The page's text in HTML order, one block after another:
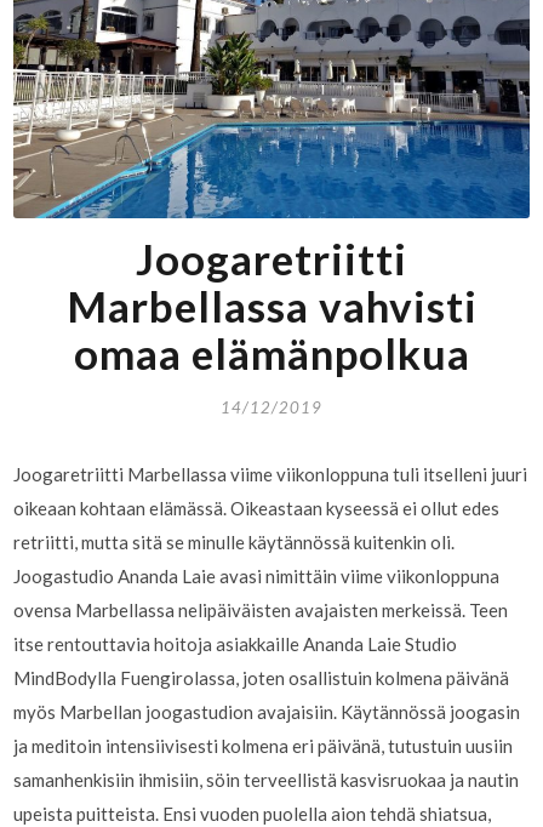
Joogaretriitti
Marbellassa vahvisti
omaa elämänpolkua
14/12/2019
Joogaretriitti Marbellassa viime viikonloppuna tuli itselleni juuri
oikeaan kohtaan elämässä. Oikeastaan kyseessä ei ollut edes
retriitti, mutta sitä se minulle käytännössä kuitenkin oli.
Joogastudio Ananda Laie avasi nimittäin viime viikonloppuna
ovensa Marbellassa nelipäiväisten avajaisten merkeissä. Teen
itse rentouttavia hoitoja asiakkaille Ananda Laie Studio
MindBodylla Fuengirolassa, joten osallistuin kolmena päivänä
myös Marbellan joogastudion avajaisiin. Käytännössä joogasin
ja meditoin intensiivisesti kolmena eri päivänä, tutustuin uusiin
samanhenkisiin ihmisiin, söin terveellistä kasvisruokaa ja nautin
upeista puitteista. Ensi vuoden puolella aion tehdä shiatsua,